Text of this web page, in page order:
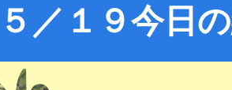
５／１９今日